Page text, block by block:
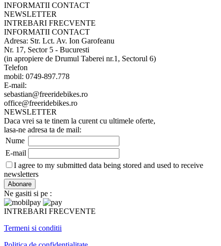
INFORMATII CONTACT
NEWSLETTER
INTREBARI FRECVENTE
INFORMATII CONTACT
Adresa: Str. Lct. Av. Ion Garofeanu
Nr. 17, Sector 5 - Bucuresti
(in apropiere de Drumul Taberei nr.1, Sectorul 6)
Telefon
mobil: 0749-897.778
E-mail:
sebastian@freeridebikes.ro
office@freeridebikes.ro
NEWSLETTER
Daca vrei sa te tinem la curent cu ultimele oferte,
lasa-ne adresa ta de mail:
Nume
E-mail
I agree to my submitted data being stored and used to receive
newsletters
Ne gasiti si pe :
INTREBARI FRECVENTE
Termeni si conditii